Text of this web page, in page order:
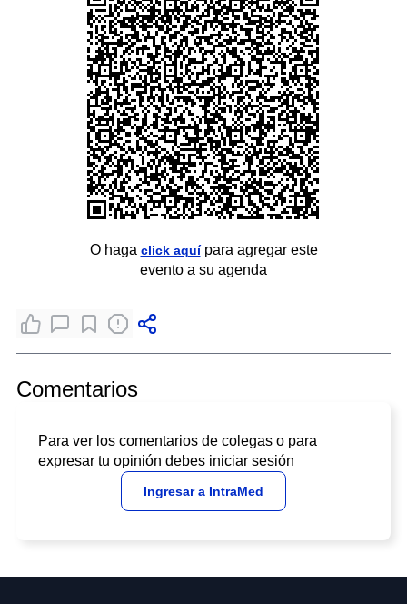
O haga click aquípara agregar este
evento a su agenda
Comentarios
Para ver los comentarios de colegas o para
expresar tu opinión debes iniciar sesión
Ingresar a IntraMed